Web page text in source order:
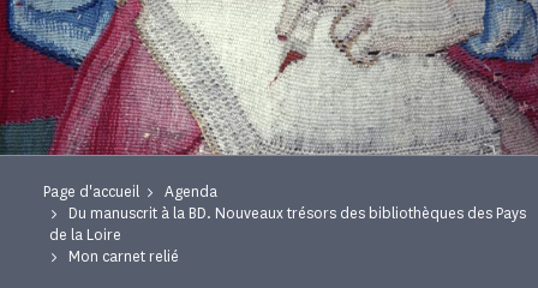
Page d'accueil
Agenda
Du manuscrit à la BD. Nouveaux trésors des bibliothèques des Pays
de la Loire
Mon carnet relié